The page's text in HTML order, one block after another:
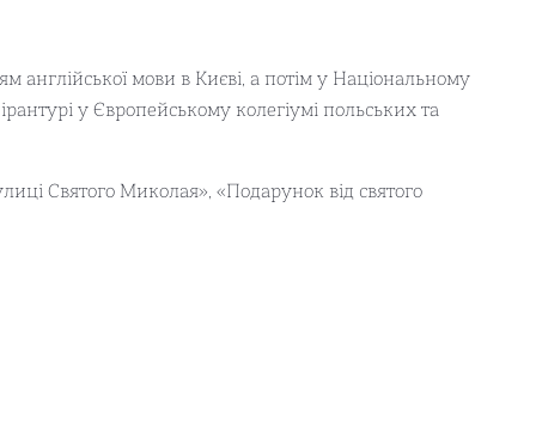
англійської мови в Києві, а потім у Національному
у Європейському колегіумі польських та
Святого Миколая», «Подарунок від святого